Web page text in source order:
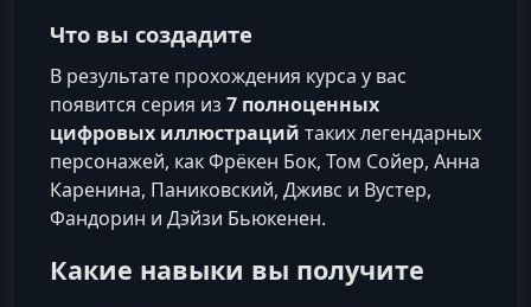
Что вы создадите
В результате прохождения курса у вас
появится серия из 7 полноценных
цифровых иллюстраций таких легендарных
персонажей, как Фрёкен Бок, Том Сойер, Анна
Каренина, Паниковский, Дживс и Вустер,
Фандорин и Дэйзи Бьюкенен.
Какие навыки вы получите